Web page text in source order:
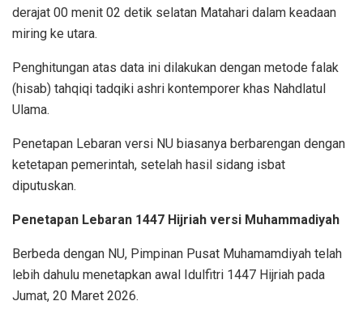
derajat 00 menit 02 detik selatan Matahari dalam keadaan
miring ke utara.
Penghitungan atas data ini dilakukan dengan metode falak
(hisab) tahqiqi tadqiki ashri kontemporer khas Nahdlatul
Ulama.
Penetapan Lebaran versi NU biasanya berbarengan dengan
ketetapan pemerintah, setelah hasil sidang isbat
diputuskan.
Penetapan Lebaran 1447 Hijriah versi Muhammadiyah
Berbeda dengan NU, Pimpinan Pusat Muhamamdiyah telah
lebih dahulu menetapkan awal Idulfitri 1447 Hijriah pada
Jumat, 20 Maret 2026.